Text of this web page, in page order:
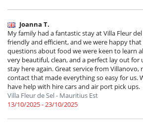
Joanna T.
My family had a fantastic stay at Villa Fleur
friendly and efficient, and we were happy
questions about food we were keen to learn
very beautiful, clean, and a perfect lay out for
stay here again. Great service from
contact that made everything so easy for us.
have help with hire cars and air port pick ups.
Villa Fleur de Sel - Mauritius Est
13/10/2025 - 23/10/2025